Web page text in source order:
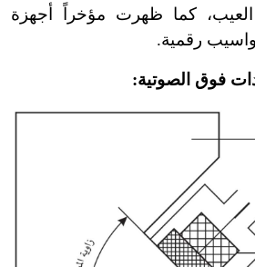
كما ظهرت مؤخراً أجهزة
رقمية.
فوق الصوتية: